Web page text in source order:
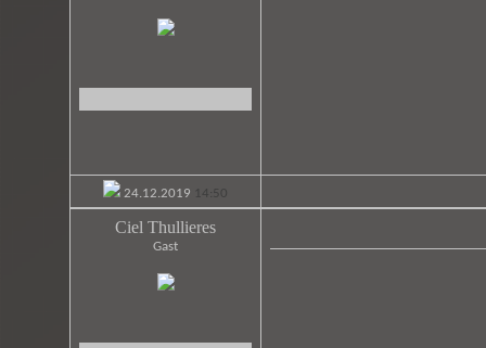
24.12.2019 14:50
Ciel Thullieres
Gast